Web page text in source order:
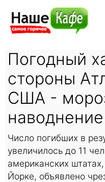
Погодный
стороны
США -
наводнение
Число погибших в
увеличилось до 11
американских
Йорке, объявлено